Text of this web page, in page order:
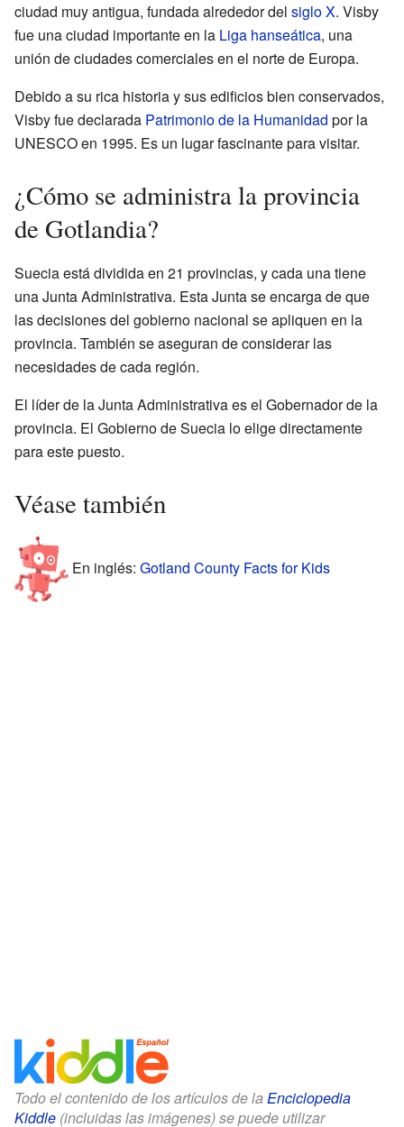
ciudad muy antigua, fundada alrededor del siglo X. Visby
fue una ciudad importante en la Liga hanseática, una
unión de ciudades comerciales en el norte de Europa.
Debido a su rica historia y sus edificios bien conservados,
Visby fue declarada Patrimonio de la Humanidad por la
UNESCO en 1995. Es un lugar fascinante para visitar.
¿Cómo se administra la provincia
de Gotlandia?
Suecia está dividida en 21 provincias, y cada una tiene
una Junta Administrativa. Esta Junta se encarga de que
las decisiones del gobierno nacional se apliquen en la
provincia. También se aseguran de considerar las
necesidades de cada región.
El líder de la Junta Administrativa es el Gobernador de la
provincia. El Gobierno de Suecia lo elige directamente
para este puesto.
Véase también
En inglés: Gotland County Facts for Kids
Todo el contenido de los artículos de la Enciclopedia
Kiddle (incluidas las imágenes) se puede utilizar